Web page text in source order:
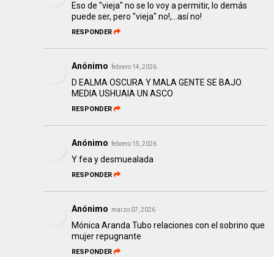
Eso de "vieja" no se lo voy a permitir, lo demás
puede ser, pero "vieja" no!,...así no!
RESPONDER
Anónimo febrero 14, 2026
D EALMA OSCURA Y MALA GENTE SE BAJO
MEDIA USHUAIA UN ASCO
RESPONDER
Anónimo febrero 15, 2026
Y fea y desmuealada
RESPONDER
Anónimo marzo 07, 2026
Mónica Aranda Tubo relaciones con el sobrino que
mujer repugnante
RESPONDER